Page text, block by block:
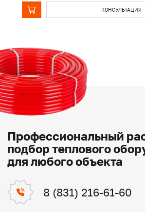
КОНСУЛЬТАЦИЯ
Профессиональный
подбор теплового
для любого объекта
8 (831) 216-61-60